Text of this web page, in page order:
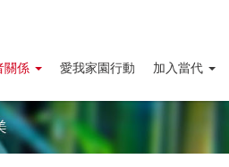
關係 愛我家園行動 加入當代